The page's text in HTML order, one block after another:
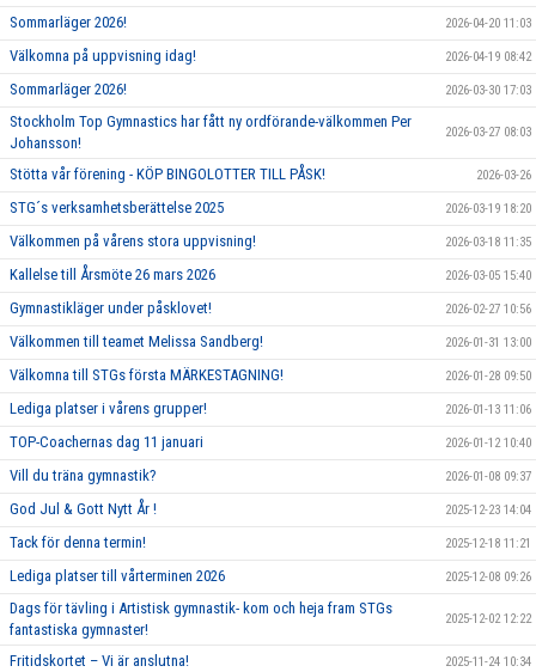
Sommarläger 2026! 2026-04-20 11:03
Välkomna på uppvisning idag! 2026-04-19 08:42
Sommarläger 2026! 2026-03-30 17:03
Stockholm Top Gymnastics har fått ny ordförande-välkommen Per
Johansson!
2026-03-27 08:03
Stötta vår förening - KÖP BINGOLOTTER TILL PÅSK! 2026-03-26
STG´s verksamhetsberättelse 2025 2026-03-19 18:20
Välkommen på vårens stora uppvisning! 2026-03-18 11:35
Kallelse till Årsmöte 26 mars 2026 2026-03-05 15:40
Gymnastikläger under påsklovet! 2026-02-27 10:56
Välkommen till teamet Melissa Sandberg! 2026-01-31 13:00
Välkomna till STGs första MÄRKESTAGNING! 2026-01-28 09:50
Lediga platser i vårens grupper! 2026-01-13 11:06
TOP-Coachernas dag 11 januari 2026-01-12 10:40
Vill du träna gymnastik? 2026-01-08 09:37
God Jul & Gott Nytt År ! 2025-12-23 14:04
Tack för denna termin! 2025-12-18 11:21
Lediga platser till vårterminen 2026 2025-12-08 09:26
Dags för tävling i Artistisk gymnastik- kom och heja fram STGs
fantastiska gymnaster!
2025-12-02 12:22
Fritidskortet – Vi är anslutna! 2025-11-24 10:34